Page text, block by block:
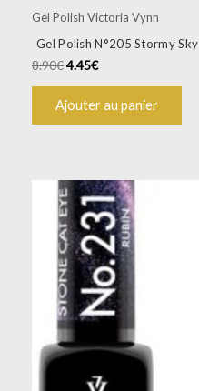
Gel Polish Victoria Vynn
Gel Polish N°205 Stormy Sky
8.90€4.45€
Ajouter au panier